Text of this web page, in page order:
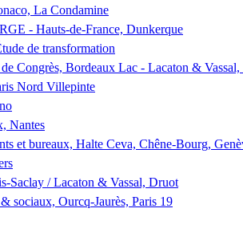
La Condamine
- Hauts-de-France, Dunkerque
de transformation
Congrès, Bordeaux Lac - Lacaton &
Nord Villepinte
Nantes
et bureaux, Halte Ceva, Chêne-Bourg,
Saclay / Lacaton & Vassal, Druot
sociaux, Ourcq-Jaurès, Paris 19